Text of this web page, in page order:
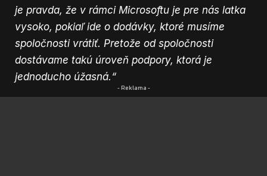
je pravda, že v rámci Microsoftu je pre nás latka
vysoko, pokiaľ ide o dodávky, ktoré musíme
spoločnosti vrátiť. Pretože od spoločnosti
dostávame takú úroveň podpory, ktorá je
jednoducho úžasná.“
- Reklama -